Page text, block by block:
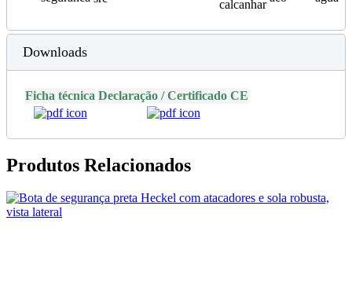
Downloads
Ficha técnica Declaração / Certificado CE
Produtos Relacionados